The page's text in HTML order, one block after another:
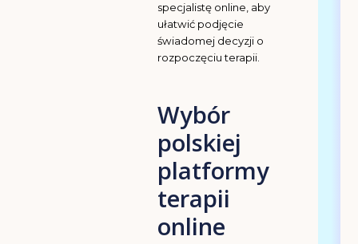
specjalistę online, aby
ułatwić podjęcie
świadomej decyzji o
rozpoczęciu terapii.
Wybór
polskiej
platformy
terapii
online